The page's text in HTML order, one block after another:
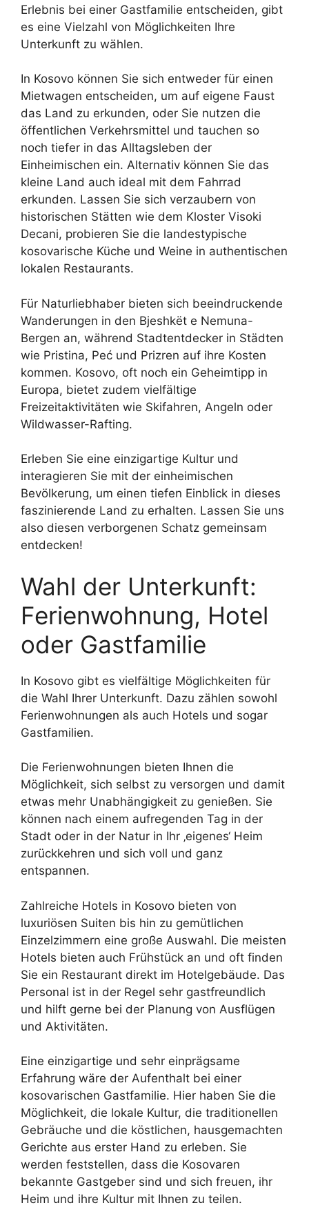
Erlebnis bei einer Gastfamilie entscheiden, gibt
es eine Vielzahl von Möglichkeiten Ihre
Unterkunft zu wählen.
In Kosovo können Sie sich entweder für einen
Mietwagen entscheiden, um auf eigene Faust
das Land zu erkunden, oder Sie nutzen die
öffentlichen Verkehrsmittel und tauchen so
noch tiefer in das Alltagsleben der
Einheimischen ein. Alternativ können Sie das
kleine Land auch ideal mit dem Fahrrad
erkunden. Lassen Sie sich verzaubern von
historischen Stätten wie dem Kloster Visoki
Decani, probieren Sie die landestypische
kosovarische Küche und Weine in authentischen
lokalen Restaurants.
Für Naturliebhaber bieten sich beeindruckende
Wanderungen in den Bjeshkët e Nemuna-
Bergen an, während Stadtentdecker in Städten
wie Pristina, Peć und Prizren auf ihre Kosten
kommen. Kosovo, oft noch ein Geheimtipp in
Europa, bietet zudem vielfältige
Freizeitaktivitäten wie Skifahren, Angeln oder
Wildwasser-Rafting.
Erleben Sie eine einzigartige Kultur und
interagieren Sie mit der einheimischen
Bevölkerung, um einen tiefen Einblick in dieses
faszinierende Land zu erhalten. Lassen Sie uns
also diesen verborgenen Schatz gemeinsam
entdecken!
Wahl der Unterkunft:
Ferienwohnung, Hotel
oder Gastfamilie
In Kosovo gibt es vielfältige Möglichkeiten für
die Wahl Ihrer Unterkunft. Dazu zählen sowohl
Ferienwohnungen als auch Hotels und sogar
Gastfamilien.
Die Ferienwohnungen bieten Ihnen die
Möglichkeit, sich selbst zu versorgen und damit
etwas mehr Unabhängigkeit zu genießen. Sie
können nach einem aufregenden Tag in der
Stadt oder in der Natur in Ihr ‚eigenes‘ Heim
zurückkehren und sich voll und ganz
entspannen.
Zahlreiche Hotels in Kosovo bieten von
luxuriösen Suiten bis hin zu gemütlichen
Einzelzimmern eine große Auswahl. Die meisten
Hotels bieten auch Frühstück an und oft finden
Sie ein Restaurant direkt im Hotelgebäude. Das
Personal ist in der Regel sehr gastfreundlich
und hilft gerne bei der Planung von Ausflügen
und Aktivitäten.
Eine einzigartige und sehr einprägsame
Erfahrung wäre der Aufenthalt bei einer
kosovarischen Gastfamilie. Hier haben Sie die
Möglichkeit, die lokale Kultur, die traditionellen
Gebräuche und die köstlichen, hausgemachten
Gerichte aus erster Hand zu erleben. Sie
werden feststellen, dass die Kosovaren
bekannte Gastgeber sind und sich freuen, ihr
Heim und ihre Kultur mit Ihnen zu teilen.